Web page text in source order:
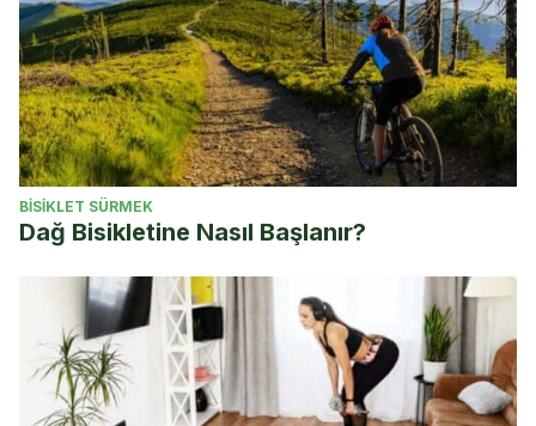
BISIKLET SÜRMEK
Dağ Bisikletine Nasıl Başlanır?